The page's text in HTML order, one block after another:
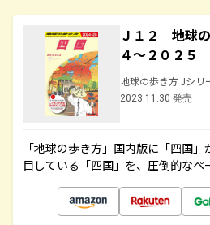
Ｊ１２ 地球
４～２０２５
地球の歩き方 Jシリ
2023.11.30 発売
「地球の歩き方」国内版に「四国
目している「四国」を、圧倒的なペ